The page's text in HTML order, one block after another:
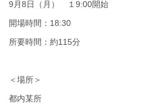
9月8日（月） １9:00開始
開場時間：18:30
所要時間：約115分
＜場所＞
都内某所